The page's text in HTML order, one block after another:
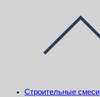
Строительные смеси